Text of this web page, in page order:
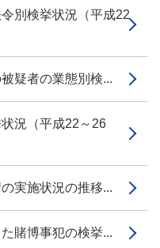
別検挙状況（平成22
疑者の業態別検...
況（平成22～26
実施状況の推移...
賭博事犯の検挙...